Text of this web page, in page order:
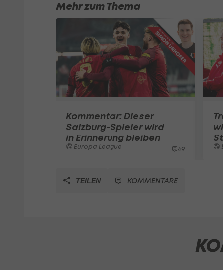
Mehr zum Thema
Kommentar: Dieser
Salzburg-Spieler wird
in Erinnerung bleiben
Europa League 49
TEILEN KOMMENTARE